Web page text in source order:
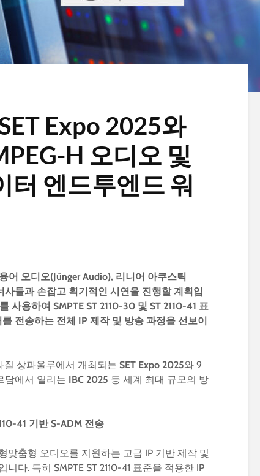
Expo 2025와
H 오디오 및
터 엔드투엔드 워
융어 오디오(Jünger Audio), 리니어 아쿠스틱
사들과 손잡고 획기적인 시연을 진행할 계획입
사용하여 SMPTE ST 2110-30 및 ST 2110-41 표
를 전송하는 전체 IP 제작 및 방송 과정을 선보이
질 상파울루에서 개최되는 SET Expo 2025와 9
담에서 열리는 IBC 2025 등 세계 최대 규모의 방
41 기반 S-ADM 전송
맞춤형 오디오를 지원하는 고급 IP 기반 제작 및
다. 특히 SMPTE ST 2110-41 표준을 적용한 IP